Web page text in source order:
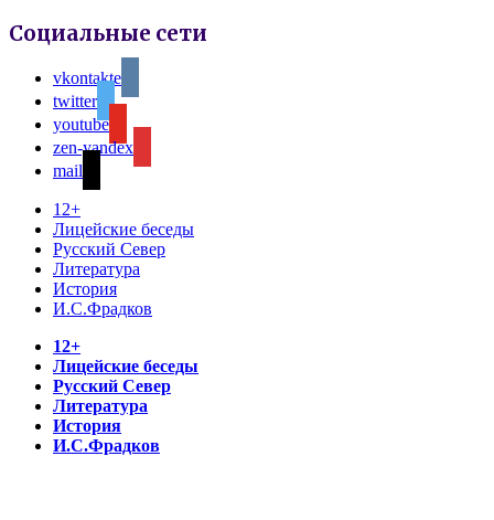
Социальные сети
vkontakte
twitter
youtube
zen-yandex
mail
12+
Лицейские беседы
Русский Север
Литература
История
И.С.Фрадков
12+
Лицейские беседы
Русский Север
Литература
История
И.С.Фрадков